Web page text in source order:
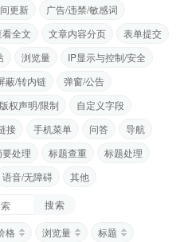
更新
广告/违禁/敏感词
看全文 文章内容分页
表单提交
浏览量
IP显示与控制/安全
蔽/转内链
弹窗/公告
版权声明/限制
自定义字段
接 手机菜单 问答
导航
要处理 标题查重
标题处理
语音/无障碍 其他
搜索
格 浏览量
标题